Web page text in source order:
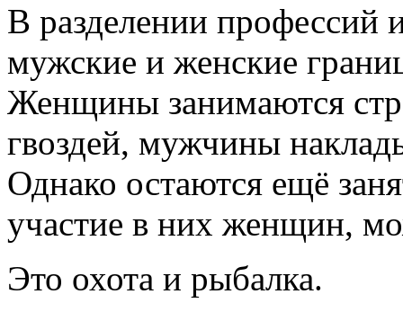
В разделении профессий
мужские и женские
Женщины занимаются
гвоздей, мужчины
Однако остаются ещё
участие в них женщин,
Это охота и рыбалка.